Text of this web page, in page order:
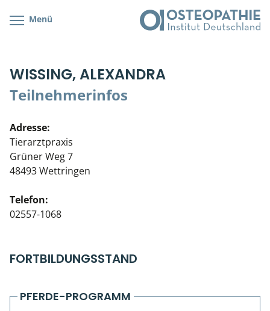
Menü
WISSING, ALEXANDRA
Teilnehmerinfos
Adresse:
Tierarztpraxis
Grüner Weg 7
48493 Wettringen
Telefon:
02557-1068
FORTBILDUNGSSTAND
PFERDE-PROGRAMM
Cranial/Neurale Osteopathie
Parietale Osteopathie
Viszerale Osteopathie
Klinische & Praktische Kurse
Live Online-Kurse
Bonus-Programm
Veranstaltungsticket DB
Wissenswertes
Teilnehmerliste
Stellenbörse
Soziales Engagement